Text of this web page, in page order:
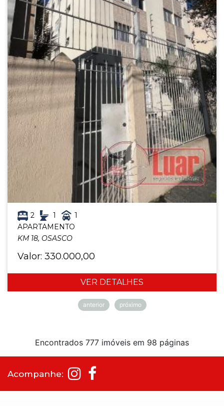
2 1
1
APARTAMENTO
KM 18, OSASCO
Valor: 330.000,00
VER DETALHES
anterior próximo
Encontrados 777 imóveis em 98 páginas
Acompanhe: